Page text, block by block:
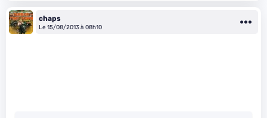
chaps
Le 15/08/2013 à 08h10